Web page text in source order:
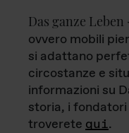
Das ganze Leben
ovvero mobili
si adattano
circostanze e
informazioni su
storia, i
troverete qui.